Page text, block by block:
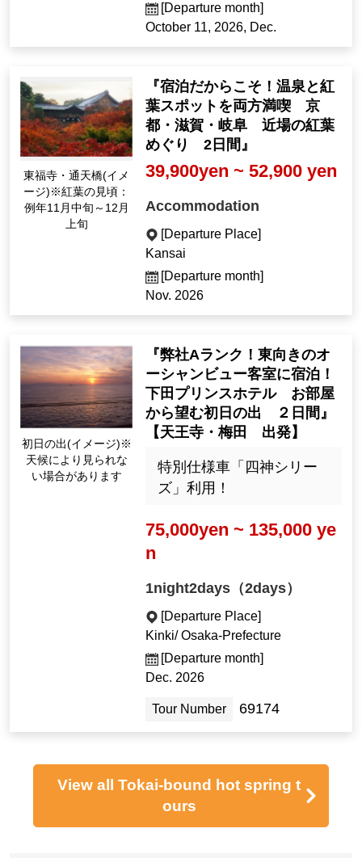
[Departure month]
October 11, 2026, Dec.
東福寺・通天橋(イメ
ージ)※紅葉の見頃：
例年11月中旬～12月
上旬
『宿泊だからこそ！温泉と紅
葉スポットを両方満喫 京
都・滋賀・岐阜 近場の紅葉
めぐり 2日間』
39,900yen ~ 52,900 yen
Accommodation
[Departure Place]
Kansai
[Departure month]
Nov. 2026
初日の出(イメージ)※
天候により見られな
い場合があります
『弊社Aランク！東向きのオ
ーシャンビュー客室に宿泊！
下田プリンスホテル お部屋
から望む初日の出 ２日間』
【天王寺・梅田 出発】
特別仕様車「四神シリー
ズ」利用！
75,000yen ~ 135,000 ye
n
1night2days（2days）
[Departure Place]
Kinki/ Osaka-Prefecture
[Departure month]
Dec. 2026
Tour Number 69174
View all Tokai-bound hot spring t
ours